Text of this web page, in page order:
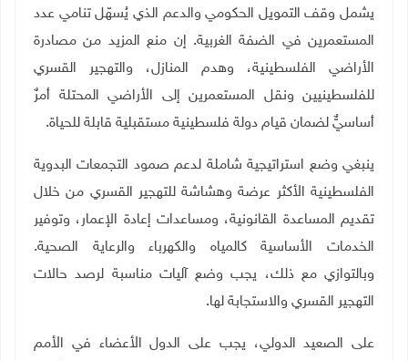
يشمل وقف التمويل الحكومي والدعم الذي يُسهّل تنامي عدد
المستعمرين في الضفة الغربية. إن منع المزيد من مصادرة
الأراضي الفلسطينية، وهدم المنازل، والتهجير القسري
للفلسطينيين ونقل المستعمرين إلى الأراضي المحتلة أمرٌ
أساسيٌّ لضمان قيام دولة فلسطينية مستقبلية قابلة للحياة.
ينبغي وضع استراتيجية شاملة لدعم صمود التجمعات البدوية
الفلسطينية الأكثر عرضة وهشاشة للتهجير القسري من خلال
تقديم المساعدة القانونية، ومساعدات إعادة الإعمار، وتوفير
الخدمات الأساسية كالمياه والكهرباء والرعاية الصحية.
وبالتوازي مع ذلك، يجب وضع آليات مناسبة لرصد حالات
التهجير القسري والاستجابة لها.
على الصعيد الدولي، يجب على الدول الأعضاء في الأمم